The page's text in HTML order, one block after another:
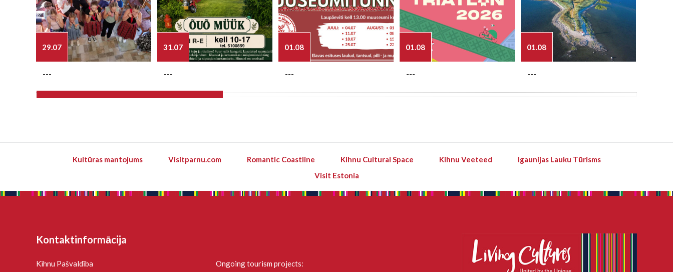
29.07
---
31.07
---
01.08
---
01.08
---
01.08
---
Kultūras mantojums Visitparnu.com Romantic Coastline Kihnu Cultural Space Kihnu Veeteed
Igaunijas Lauku Tūrisms
Visit Estonia
Kontaktinformācija
Kihnu Pašvaldība
Ongoing tourism projects: